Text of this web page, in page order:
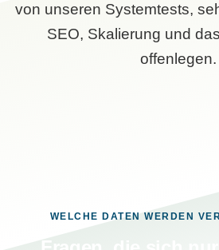
von unseren Systemtests,
SEO, Skalierung und
offenlegen.
WELCHE DATEN WERDEN